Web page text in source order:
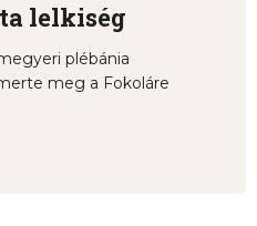
lelkiség
plébánia
meg a Fokoláre